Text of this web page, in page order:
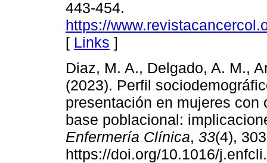
443-454.
https://
[ Links ]
Diaz, M. A., Delgado, A. M.,
(2023). Perfil
presentación en mujeres con
base poblacional:
Enfermería Clínica, 33(4),
https://doi.org/10.1016/